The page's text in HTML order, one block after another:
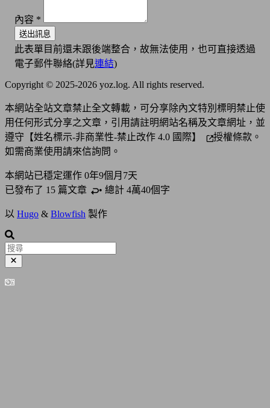
內容 *
送出訊息
此表單目前還未跟後端整合，故無法使用，也可直接透過
電子郵件聯絡(詳見連結)
Copyright © 2025-2026 yoz.log. All rights reserved.
本網站全站文章禁止全文轉載，可分享除內文特別標明禁止使
用任何形式分享之文章，引用請註明網站名稱及文章網址，並
遵守 【姓名標示-非商業性-禁止改作 4.0 國際】
授權條款。
如需商業使用請來信詢問。
本網站已穩定運作 0年9個月7天
已發布了 15 篇文章 • 總計 4萬40個字
以 Hugo & Blowfish 製作